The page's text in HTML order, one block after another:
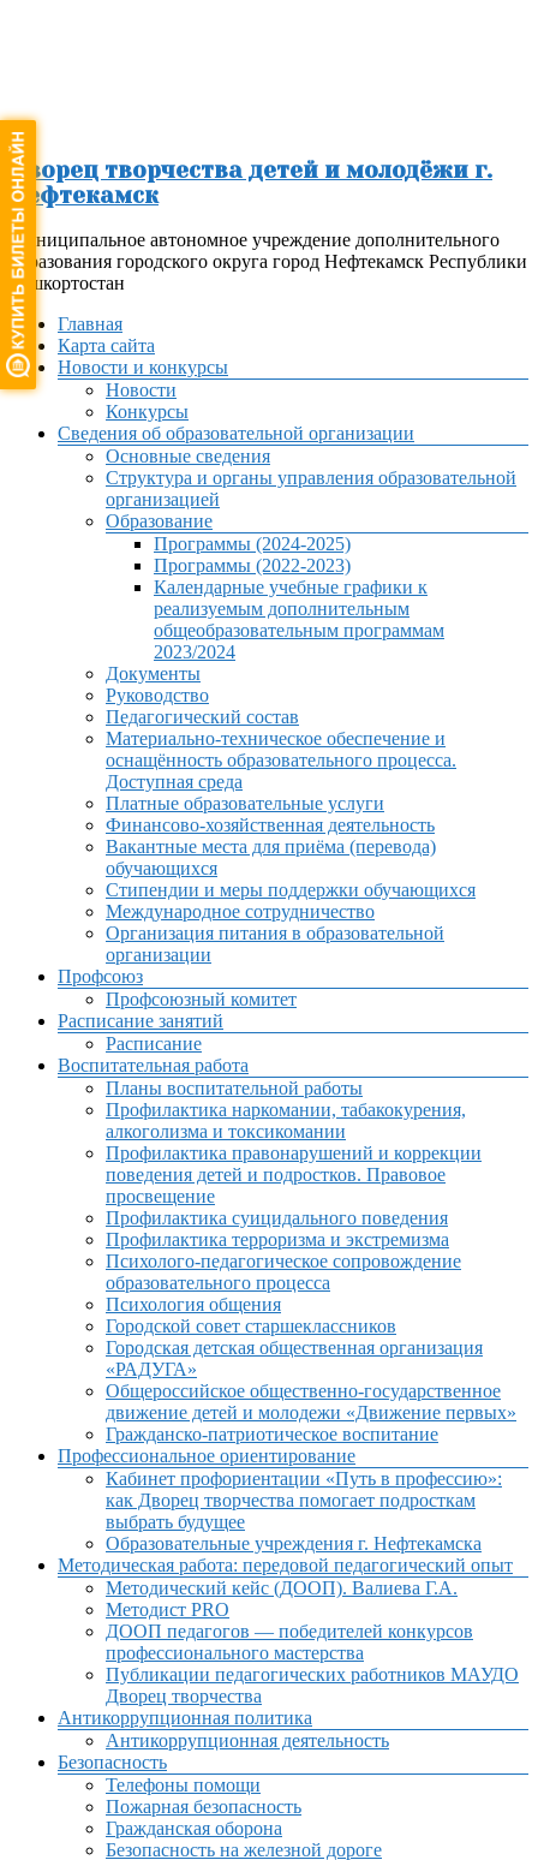
Дворец творчества детей и молодёжи г.
Нефтекамск
Муниципальное автономное учреждение дополнительного
образования городского округа город Нефтекамск Республики
Башкортостан
МенюГлавная
Карта сайта
Новости и конкурсы
Новости
Конкурсы
Сведения об образовательной организации
Основные сведения
Структура и органы управления образовательной
организацией
Образование
Программы (2024-2025)
Программы (2022-2023)
Календарные учебные графики к
реализуемым дополнительным
общеобразовательным программам
2023/2024
Документы
Руководство
Педагогический состав
Материально-техническое обеспечение и
оснащённость образовательного процесса.
Доступная среда
Платные образовательные услуги
Финансово-хозяйственная деятельность
Вакантные места для приёма (перевода)
обучающихся
Стипендии и меры поддержки обучающихся
Международное сотрудничество
Организация питания в образовательной
организации
Профсоюз
Профсоюзный комитет
Расписание занятий
Расписание
Воспитательная работа
Планы воспитательной работы
Профилактика наркомании, табакокурения,
алкоголизма и токсикомании
Профилактика правонарушений и коррекции
поведения детей и подростков. Правовое
просвещение
Профилактика суицидального поведения
Профилактика терроризма и экстремизма
Психолого-педагогическое сопровождение
образовательного процесса
Психология общения
Городской совет старшеклассников
Городская детская общественная организация
«РАДУГА»
Общероссийское общественно-государственное
движение детей и молодежи «Движение первых»
Гражданско-патриотическое воспитание
Профессиональное ориентирование
Кабинет профориентации «Путь в профессию»:
как Дворец творчества помогает подросткам
выбрать будущее
Образовательные учреждения г. Нефтекамска
Методическая работа: передовой педагогический опыт
Методический кейс (ДООП). Валиева Г.А.
Методист PRO
ДООП педагогов — победителей конкурсов
профессионального мастерства
Публикации педагогических работников МАУДО
Дворец творчества
Антикоррупционная политика
Антикоррупционная деятельность
Безопасность
Телефоны помощи
Пожарная безопасность
Гражданская оборона
Безопасность на железной дороге